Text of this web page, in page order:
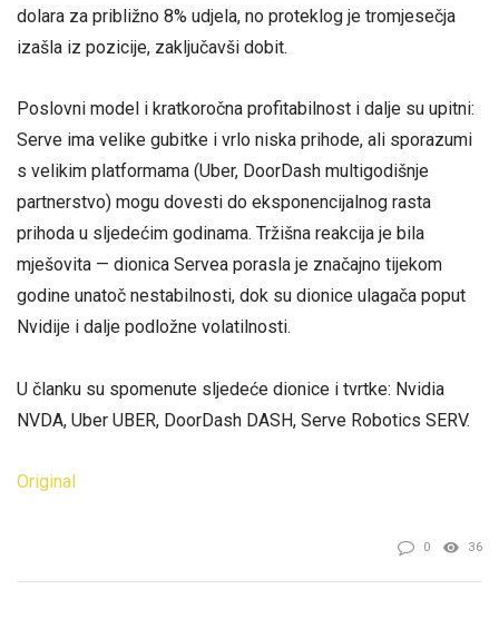
dolara za približno 8% udjela, no proteklog je tromjesečja
izašla iz pozicije, zaključavši dobit.
Poslovni model i kratkoročna profitabilnost i dalje su upitni:
Serve ima velike gubitke i vrlo niska prihode, ali sporazumi
s velikim platformama (Uber, DoorDash multigodišnje
partnerstvo) mogu dovesti do eksponencijalnog rasta
prihoda u sljedećim godinama. Tržišna reakcija je bila
mješovita — dionica Servea porasla je značajno tijekom
godine unatoč nestabilnosti, dok su dionice ulagača poput
Nvidije i dalje podložne volatilnosti.
U članku su spomenute sljedeće dionice i tvrtke: Nvidia
NVDA, Uber UBER, DoorDash DASH, Serve Robotics SERV.
Original
0 36